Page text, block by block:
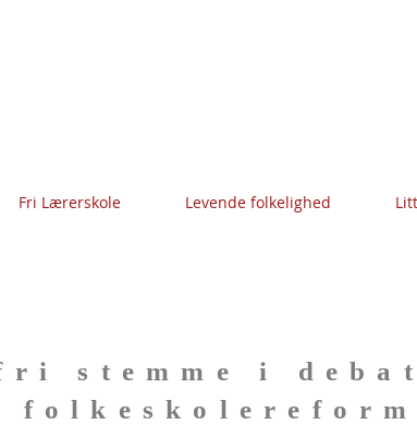
Fri Lærerskole Levende folkelighed
stemme i